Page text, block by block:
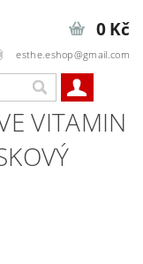
esthe.eshop@gmail.com
0 Kč
VITAMIN